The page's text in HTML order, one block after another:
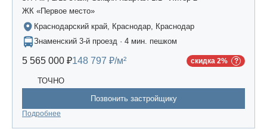
ЖК «Первое место»
Краснодарский край, Краснодар, Краснодар
Знаменский 3-й проезд · 4 мин. пешком
5 565 000 ₽148 797 ₽/м² скидка 2%
ТОЧНО
Позвонить застройщику
Подробнее